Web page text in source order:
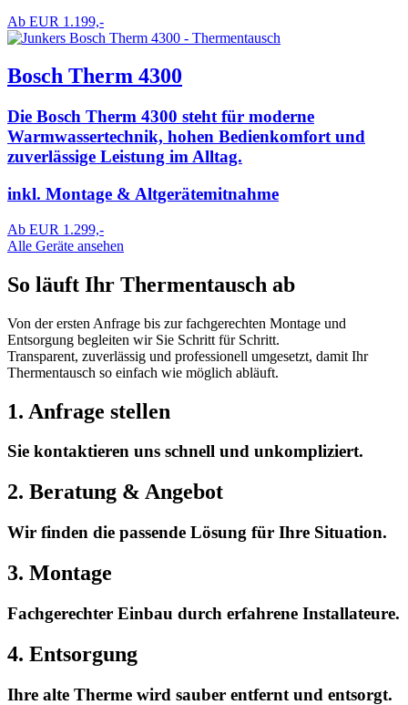
Ab EUR 1.199,-
Bosch Therm 4300
Die Bosch Therm 4300 steht für moderne
Warmwassertechnik, hohen Bedienkomfort und
zuverlässige Leistung im Alltag.
inkl. Montage & Altgerätemitnahme
Ab EUR 1.299,-
Alle Geräte ansehen
So läuft Ihr Thermentausch ab
Von der ersten Anfrage bis zur fachgerechten Montage und
Entsorgung begleiten wir Sie Schritt für Schritt.
Transparent, zuverlässig und professionell umgesetzt, damit Ihr
Thermentausch so einfach wie möglich abläuft.
1. Anfrage stellen
Sie kontaktieren uns schnell und unkompliziert.
2. Beratung & Angebot
Wir finden die passende Lösung für Ihre Situation.
3. Montage
Fachgerechter Einbau durch erfahrene Installateure.
4. Entsorgung
Ihre alte Therme wird sauber entfernt und entsorgt.